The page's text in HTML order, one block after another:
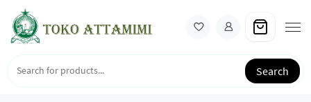
content
Search